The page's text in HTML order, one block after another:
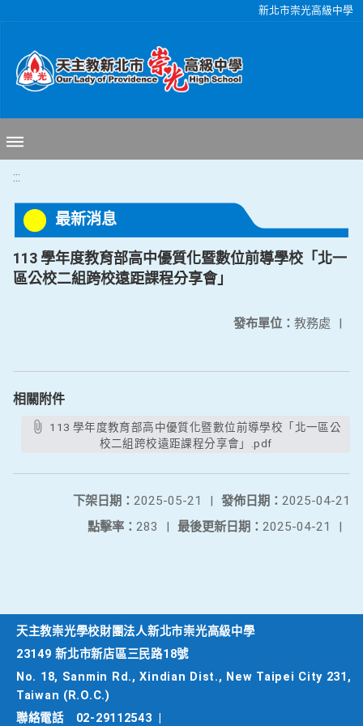
新北市崇光高級中學
:::
最新消息
113 學年度教育部高中優質化暨數位前導學校「北一
區公校二組跨校遠距課程分享會」
發布單位： 教務處 |
相關附件
校二組跨校遠距課程分享會」.pdf
發佈日期： 2025-04-21
下架日期： 2025-05-21
|
最後更新日期： 2025-04-21 |
點擊率： 283 |
天主教崇光學校財團法人新北市崇光高級中學
23149 新北市新店區三民路18號
No. 18, Sanmin Rd., Xindian Dist., New Taipei City 231,
Taiwan (R.O.C.)
聯絡電話
02-29112543